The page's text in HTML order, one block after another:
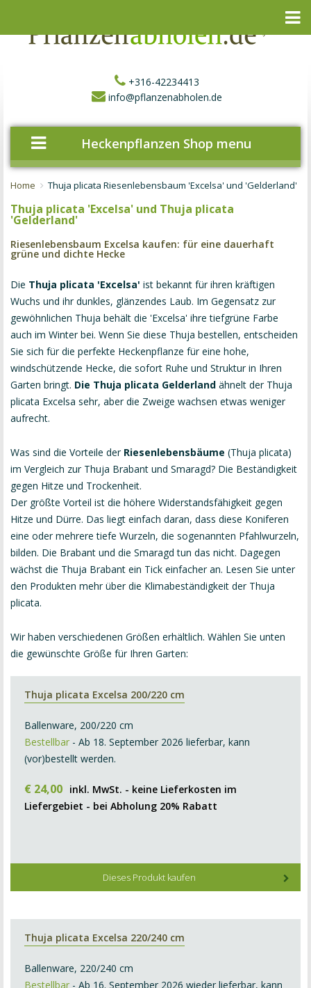
+316-42234413
info@pflanzenabholen.de
Heckenpflanzen Shop menu
Home Thuja plicata Riesenlebensbaum 'Excelsa' und 'Gelderland'
Thuja plicata 'Excelsa' und Thuja plicata
'Gelderland'
Riesenlebensbaum Excelsa kaufen: für eine dauerhaft
grüne und dichte Hecke
Die Thuja plicata 'Excelsa' ist bekannt für ihren kräftigen
Wuchs und ihr dunkles, glänzendes Laub. Im Gegensatz zur
gewöhnlichen Thuja behält die 'Excelsa' ihre tiefgrüne Farbe
auch im Winter bei. Wenn Sie diese Thuja bestellen, entscheiden
Sie sich für die perfekte Heckenpflanze für eine hohe,
windschützende Hecke, die sofort Ruhe und Struktur in Ihren
Garten bringt. Die Thuja plicata Gelderland ähnelt der Thuja
plicata Excelsa sehr, aber die Zweige wachsen etwas weniger
aufrecht.
Was sind die Vorteile der Riesenlebensbäume (Thuja plicata)
im Vergleich zur Thuja Brabant und Smaragd? Die Beständigkeit
gegen Hitze und Trockenheit.
Der größte Vorteil ist die höhere Widerstandsfähigkeit gegen
Hitze und Dürre. Das liegt einfach daran, dass diese Koniferen
eine oder mehrere tiefe Wurzeln, die sogenannten Pfahlwurzeln,
bilden. Die Brabant und die Smaragd tun das nicht. Dagegen
wächst die Thuja Brabant ein Tick einfacher an. Lesen Sie unter
den Produkten mehr über die Klimabeständigkeit der Thuja
plicata.
Wir haben verschiedenen Größen erhältlich. Wählen Sie unten
die gewünschte Größe für Ihren Garten:
Thuja plicata Excelsa 200/220 cm
Ballenware, 200/220 cm
Bestellbar - Ab 18. September 2026 lieferbar, kann
(vor)bestellt werden.
€ 24,00 inkl. MwSt. - keine Lieferkosten im
Liefergebiet - bei Abholung 20% Rabatt
Dieses Produkt kaufen
Thuja plicata Excelsa 220/240 cm
Ballenware, 220/240 cm
Bestellbar - Ab 16. September 2026 wieder lieferbar, kann